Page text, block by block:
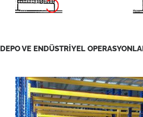
DEPO VE ENDÜSTRİYEL